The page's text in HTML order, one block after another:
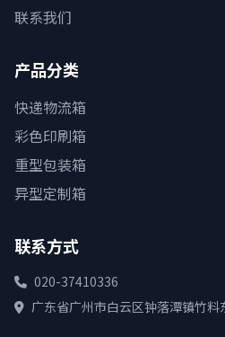
联系我们
产品分类
快递物流箱
彩色印刷箱
重型包装箱
异型定制箱
联系方式
020-37410336
广东省广州市白云区钟落潭镇竹料